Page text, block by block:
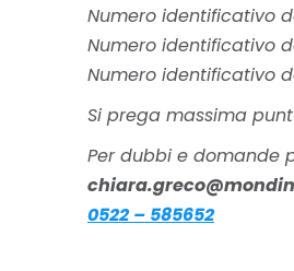
Numero identificativo
Numero identificativo
Numero identificativo
Si prega massima
Per dubbi e domande
0522 – 585652